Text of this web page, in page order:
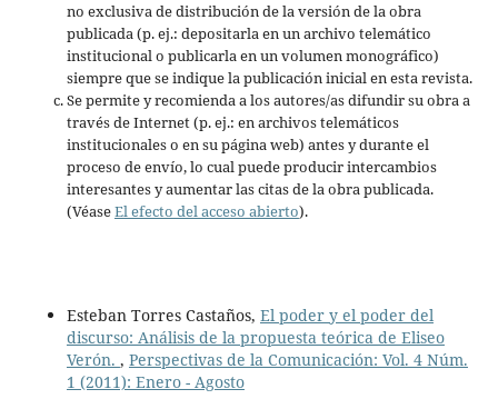
no exclusiva de distribución de la versión de la obra
publicada (p. ej.: depositarla en un archivo telemático
institucional o publicarla en un volumen monográfico)
siempre que se indique la publicación inicial en esta revista.
Se permite y recomienda a los autores/as difundir su obra a
través de Internet (p. ej.: en archivos telemáticos
institucionales o en su página web) antes y durante el
proceso de envío, lo cual puede producir intercambios
interesantes y aumentar las citas de la obra publicada.
(VéaseEl efecto del acceso abierto).
Esteban Torres Castaños, El poder y el poder del
discurso: Análisis de la propuesta teórica de Eliseo
Verón. , Perspectivas de la Comunicación: Vol. 4 Núm.
1 (2011): Enero - Agosto